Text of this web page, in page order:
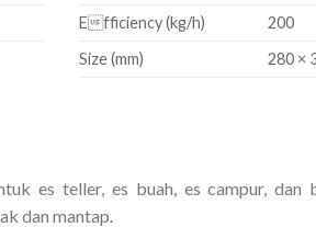
Efficiency (kg/h)
200
Size (mm)
280 ×
es teller, es buah, es campur,
dan mantap.